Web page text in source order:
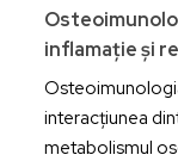
inflamație și
interacțiunea
metabolismul